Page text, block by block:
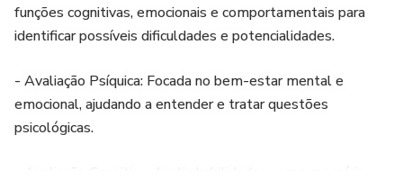
funções cognitivas, emocionais e comportamentais para
identificar possíveis dificuldades e potencialidades.
- Avaliação Psíquica: Focada no bem-estar mental e
emocional, ajudando a entender e tratar questões
psicológicas.